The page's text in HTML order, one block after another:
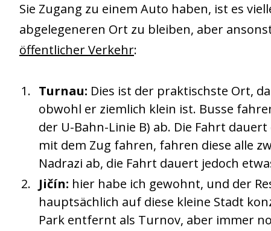
Sie Zugang zu einem Auto haben, ist es
abgelegeneren Ort zu bleiben, aber
öffentlicher Verkehr:
Turnau: Dies ist der praktischste Ort,
obwohl er ziemlich klein ist. Busse
der U-Bahn-Linie B) ab. Die Fahrt
mit dem Zug fahren, fahren diese alle
Nadrazi ab, die Fahrt dauert jedoch
Jičín: hier habe ich gewohnt, und der
hauptsächlich auf diese kleine Stadt
Park entfernt als Turnov, aber immer